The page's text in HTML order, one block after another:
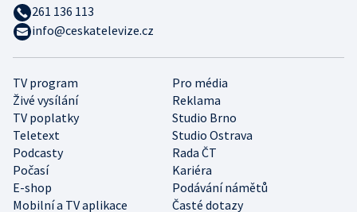
TV program
Pro média
Živé vysílání
Reklama
TV poplatky
Studio Brno
Teletext
Studio Ostrava
Podcasty
Rada ČT
Počasí
Kariéra
E-shop
Podávání námětů
Mobilní a TV aplikace
Časté dotazy
261 136 113
info@ceskatelevize.cz